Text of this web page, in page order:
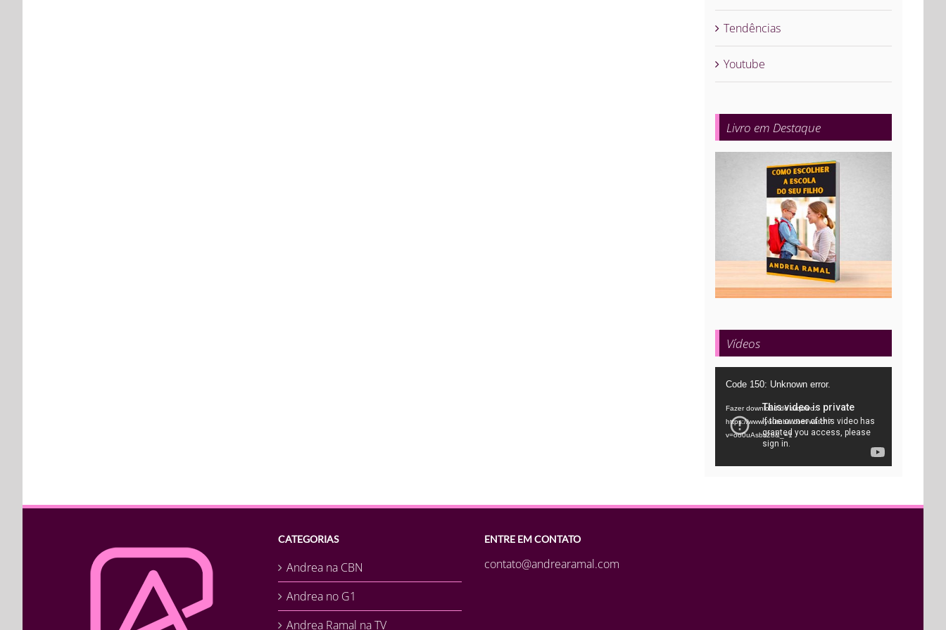
Tendências
Youtube
Livro em Destaque
Vídeos
Tocador
vídeo
Code 150: Unknown error.
Fazer download do arquivo:
https://www.youtube.com/watch?
v=oo0uAsbti28&_=1
CATEGORIAS
Andrea na CBN
Andrea no G1
Andrea Ramal na TV
ENTRE EM CONTATO
contato@andrearamal.com